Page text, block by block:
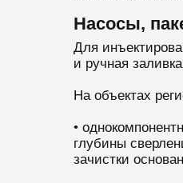
Насосы,
Для
и ручная
На объектах
•
глубины
зачистки